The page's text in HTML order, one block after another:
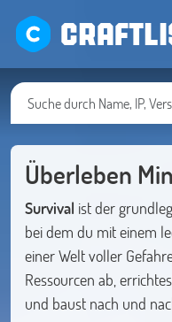
Überleben
Survival ist der
bei dem du mit einem
einer Welt voller
Ressourcen ab,
und baust nach und